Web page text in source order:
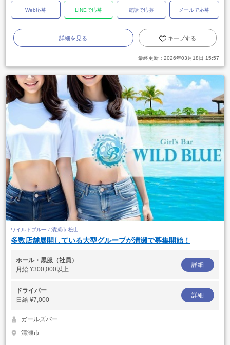
Web応募 LINEで応募 電話で応募 メールで応募
詳細を見る キープする
最終更新： 2026年03月18日 15:57
ワイルドブルー / 清瀬市 松山
多数店舗展開している大型グループが清瀬で募集開始！
ホール・黒服（社員）
月給 ¥300,000以上
詳細
ドライバー
日給 ¥7,000
詳細
ガールズバー
清瀬市